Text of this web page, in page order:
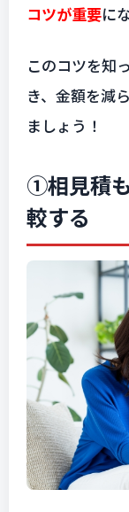
コツが重要に
このコツを知
き、金額を減
ましょう！
①相見積
較する